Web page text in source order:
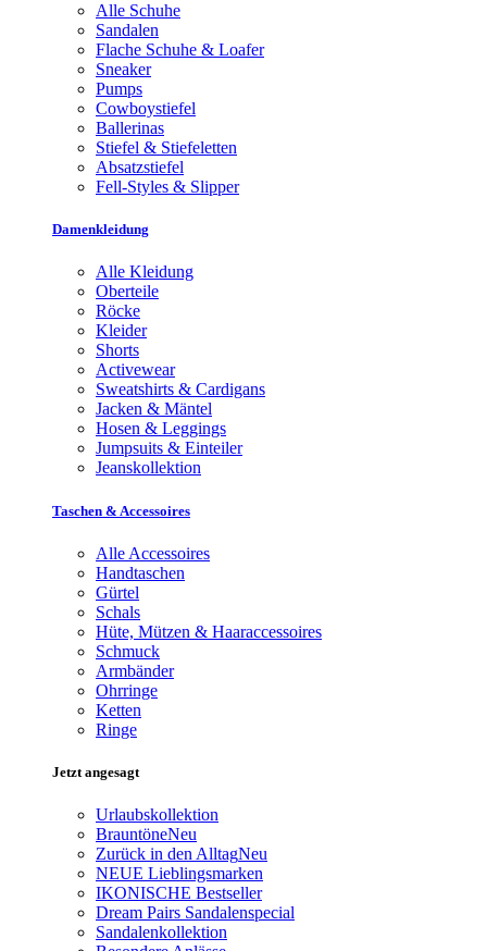
Alle Schuhe
Sandalen
Flache Schuhe & Loafer
Sneaker
Pumps
Cowboystiefel
Ballerinas
Stiefel & Stiefeletten
Absatzstiefel
Fell-Styles & Slipper
Damenkleidung
Alle Kleidung
Oberteile
Röcke
Kleider
Shorts
Activewear
Sweatshirts & Cardigans
Jacken & Mäntel
Hosen & Leggings
Jumpsuits & Einteiler
Jeanskollektion
Taschen & Accessoires
Alle Accessoires
Handtaschen
Gürtel
Schals
Hüte, Mützen & Haaraccessoires
Schmuck
Armbänder
Ohrringe
Ketten
Ringe
Jetzt angesagt
Urlaubskollektion
BrauntöneNeu
Zurück in den AlltagNeu
NEUE Lieblingsmarken
IKONISCHE Bestseller
Dream Pairs Sandalenspecial
Sandalenkollektion